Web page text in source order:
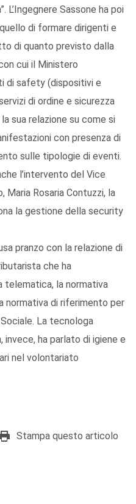
L’Ingegnere Sassone ha poi
di formare dirigenti e
di quanto previsto dalla
cui il Ministero
di safety (dispositivi e
di ordine e sicurezza
sua relazione su come si
con presenza di
sulle tipologie di eventi.
l’intervento del Vice
Rosaria Contuzzi, la
la gestione della security
pranzo con la relazione di
che ha
telematica, la normativa
normativa di riferimento per
La tecnologa
ha parlato di igiene e
nel volontariato
Stampa questo articolo